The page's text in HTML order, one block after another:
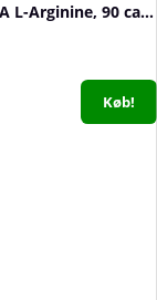
BioTechUSA L-Arginine, 90 caps
Køb!